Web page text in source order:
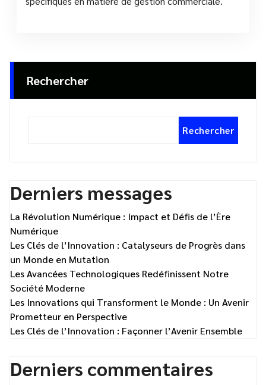
Rechercher
Rechercher
Derniers messages
La Révolution Numérique : Impact et Défis de l’Ère
Numérique
Les Clés de l’Innovation : Catalyseurs de Progrès dans
un Monde en Mutation
Les Avancées Technologiques Redéfinissent Notre
Société Moderne
Les Innovations qui Transforment le Monde : Un Avenir
Prometteur en Perspective
Les Clés de l’Innovation : Façonner l’Avenir Ensemble
Derniers commentaires